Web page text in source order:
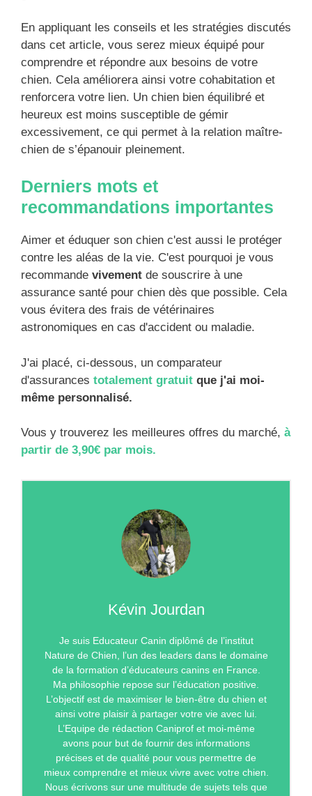
En appliquant les conseils et les stratégies discutés
dans cet article, vous serez mieux équipé pour
comprendre et répondre aux besoins de votre
chien. Cela améliorera ainsi votre cohabitation et
renforcera votre lien. Un chien bien équilibré et
heureux est moins susceptible de gémir
excessivement, ce qui permet à la relation maître-
chien de s’épanouir pleinement.
Derniers mots et
recommandations importantes
Aimer et éduquer son chien c'est aussi le protéger
contre les aléas de la vie. C'est pourquoi je vous
recommande vivement de souscrire à une
assurance santé pour chien dès que possible. Cela
vous évitera des frais de vétérinaires
astronomiques en cas d'accident ou maladie.
J'ai placé, ci-dessous, un comparateur
d'assurances totalement gratuit que j'ai moi-
même personnalisé.
Vous y trouverez les meilleures offres du marché, à
partir de 3,90€ par mois.
Kévin Jourdan
Je suis Educateur Canin diplômé de l’institut
Nature de Chien, l’un des leaders dans le domaine
de la formation d’éducateurs canins en France.
Ma philosophie repose sur l’éducation positive.
L’objectif est de maximiser le bien-être du chien et
ainsi votre plaisir à partager votre vie avec lui.
L’Equipe de rédaction Caniprof et moi-même
avons pour but de fournir des informations
précises et de qualité pour vous permettre de
mieux comprendre et mieux vivre avec votre chien.
Nous écrivons sur une multitude de sujets tels que